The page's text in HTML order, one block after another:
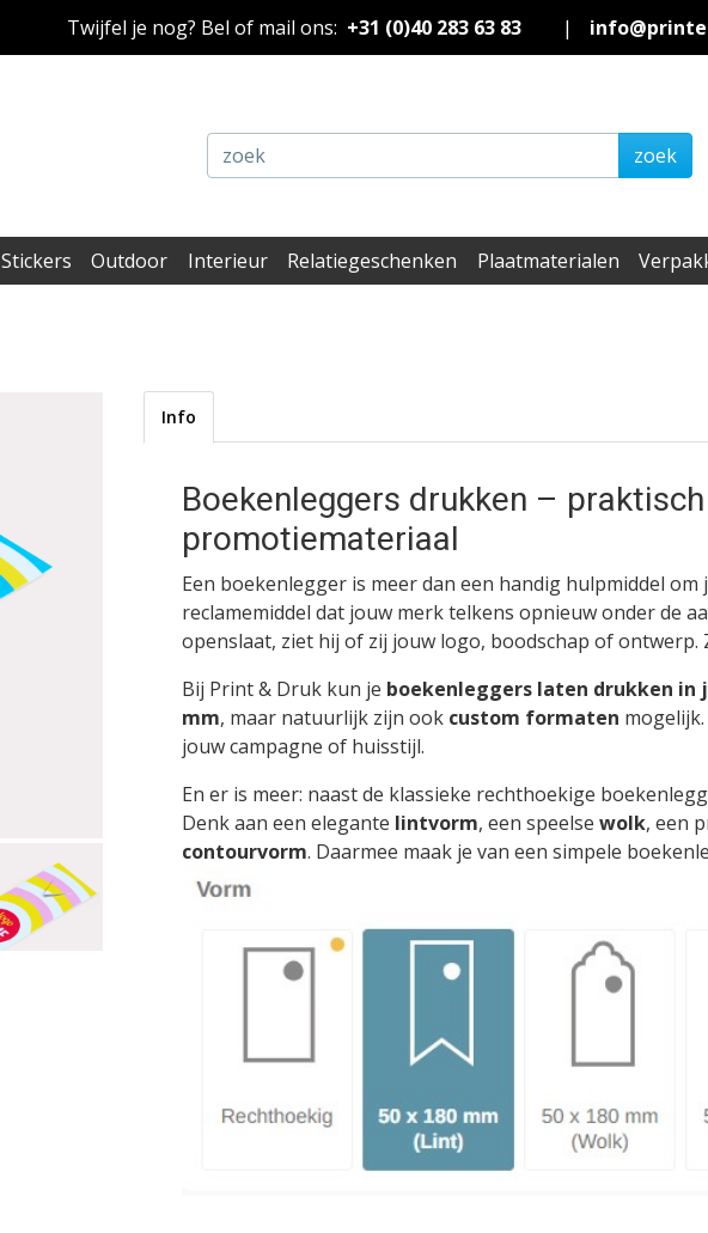
Twijfel je nog? Bel of mail ons: +31 (0)40 283 63 83 |
zoek
Stickers Outdoor Interieur Relatiegeschenken Plaatmaterialen
Info
Boekenleggers drukken –
promotiemateriaal
Een boekenlegger is meer dan een handig hulpmiddel
reclamemiddel dat jouw merk telkens opnieuw onder de
openslaat, ziet hij of zij jouw logo, boodschap of
Bij Print & Druk kun je boekenleggers laten drukken in
mm, maar natuurlijk zijn ook custom formaten
jouw campagne of huisstijl.
En er is meer: naast de klassieke rechthoekige
Denk aan een elegante lintvorm, een speelse wolk, een
contourvorm. Daarmee maak je van een simpele